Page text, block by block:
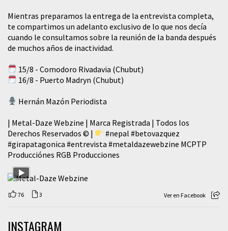
Mientras preparamos la entrega de la entrevista completa,
te compartimos un adelanto exclusivo de lo que nos decía
cuando le consultamos sobre la reunión de la banda después
de muchos años de inactividad.
15/8 - Comodoro Rivadavia (Chubut)
16/8 - Puerto Madryn (Chubut)
Hernán Mazón Periodista
| Metal-Daze Webzine | Marca Registrada | Todos los
Derechos Reservados © |
#nepal #betovazquez
#girapatagonica #entrevista #metaldazewebzine MCPTP
Producciónes RGB Producciones
76 3 Ver en Facebook
INSTAGRAM